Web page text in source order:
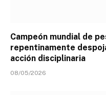
Campeón mundial de
repentinamente
acción disciplinaria
08/05/2026